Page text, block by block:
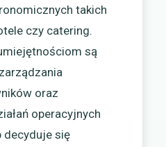
takich
czy catering.
są
oraz
operacyjnych
decyduje się